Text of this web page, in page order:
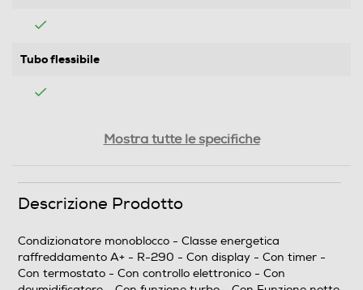
Tubo flessibile
Prestazioni
Raffreddamento nominale-Btu h
9400
Mostra tutte le specifiche
Descrizione Prodotto
Condizionatore monoblocco - Classe energetica
raffreddamento A+ - R-290 - Con display - Con timer -
Con termostato - Con controllo elettronico - Con